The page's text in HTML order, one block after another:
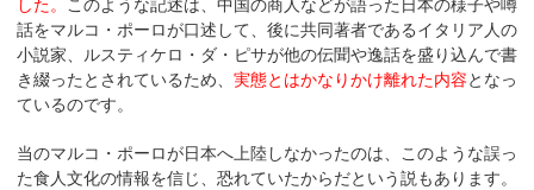
した。
このような記述は、中国の商人などが語った日本の様子や噂
話をマルコ・ポーロが口述して、後に共同著者であるイタリア人の
小説家、ルスティケロ・ダ・ピサが他の伝聞や逸話を盛り込んで書
き綴ったとされているため、 実態とはかなりかけ離れた内容となっ
ているのです。
当のマルコ・ポーロが日本へ上陸しなかったのは、このような誤っ
た食人文化の情報を信じ、恐れていたからだという説もあります。